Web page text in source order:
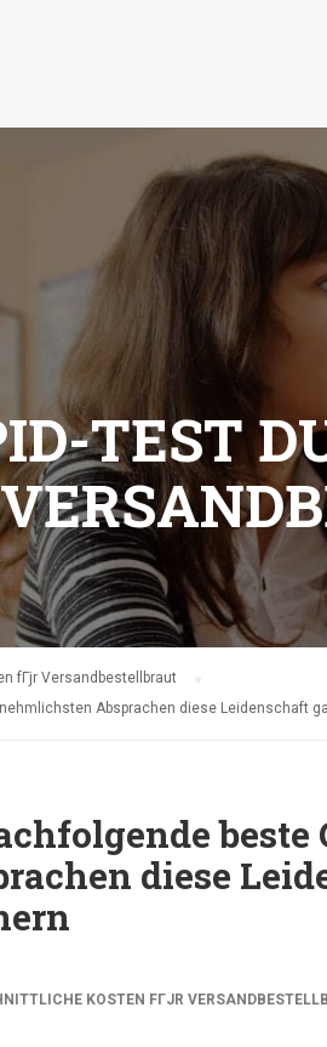
TEST
fГјr Versandbestellbraut
Absprachen diese Leidenschaft
beste
diese
KOSTEN FГЈR